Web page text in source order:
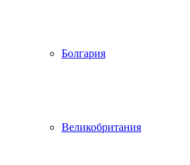
Болгария
Великобритания